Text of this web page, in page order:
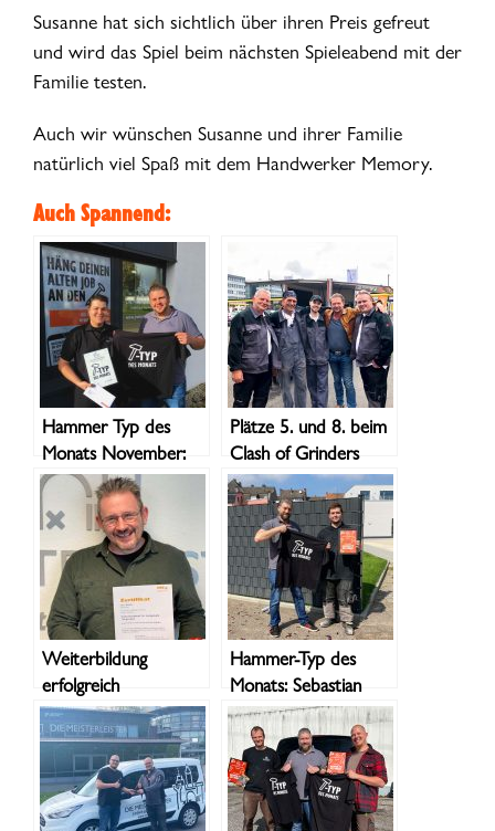
Susanne hat sich sichtlich über ihren Preis gefreut
und wird das Spiel beim nächsten Spieleabend mit der
Familie testen.
Auch wir wünschen Susanne und ihrer Familie
natürlich viel Spaß mit dem Handwerker Memory.
Auch Spannend:
Hammer Typ des
Monats November:
Christopher
Plätze 5. und 8. beim
Clash of Grinders
Weiterbildung
erfolgreich
abgeschlossen
Hammer-Typ des
Monats: Sebastian